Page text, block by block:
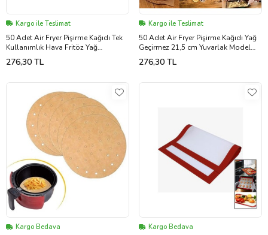
Kargo ile Teslimat
50 Adet Air Fryer Pişirme Kağıdı Tek
Kullanımlık Hava Fritöz Yağ
Geçirmez Yapışmaz Tabak Model
(5343)
276,30 TL
Kargo ile Teslimat
50 Adet Air Fryer Pişirme Kağıdı Yağ
Geçirmez 21,5 cm Yuvarlak Model
XXL Model Uyumlu (5343)
276,30 TL
Kargo Bedava Kargo Bedava